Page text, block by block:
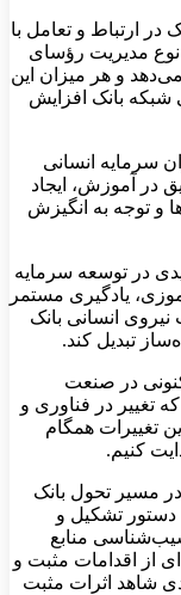
ارتباط و تعامل با
مدیریت رؤسای
و هر میزان این
شبکه بانک افزایش
سرمایه انسانی
در آموزش، ایجاد
و توجه به انگیزش
در توسعه سرمایه
یادگیری مستمر
انسانی بانک
تبدیل کند.
در صنعت
تغییر در فناوری و
تغییرات همگام
کنیم.
مسیر تحول بانک
دستور تشکیل و
منابع
از اقدامات مثبت و
شاهد اثرات مثبت